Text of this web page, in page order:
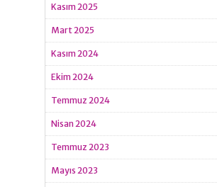
Kasım 2025
Mart 2025
Kasım 2024
Ekim 2024
Temmuz 2024
Nisan 2024
Temmuz 2023
Mayıs 2023